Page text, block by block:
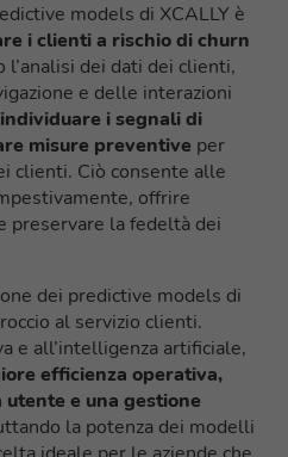
models di XCALLY è
i clienti a rischio di churn
l’analisi dei dati dei clienti,
e delle interazioni
individuare i segnali di
misure preventive per
clienti. Ciò consente alle
offrire
preservare la fedeltà dei
dei predictive models di
al servizio clienti.
e all’intelligenza artificiale,
efficienza operativa,
e una gestione
la potenza dei modelli